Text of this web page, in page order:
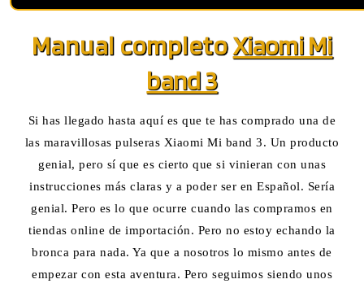
Manual completoXiaomi Mi
band 3
Si has llegado hasta aquí es que te has comprado una de
las maravillosas pulseras Xiaomi Mi band 3. Un producto
genial, pero sí que es cierto que si vinieran con unas
instrucciones más claras y a poder ser en Español. Sería
genial. Pero es lo que ocurre cuando las compramos en
tiendas online de importación. Pero no estoy echando la
bronca para nada. Ya que a nosotros lo mismo antes de
empezar con esta aventura. Pero seguimos siendo unos